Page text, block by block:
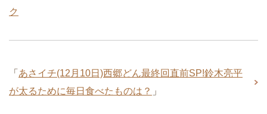
ク
「 あさイチ(12月10日)西郷どん最終回直前SP!鈴木亮平
が太るために毎日食べたものは？ 」